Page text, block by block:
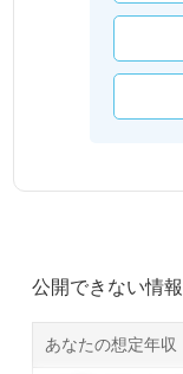
公開できない情報
あなたの想定年収